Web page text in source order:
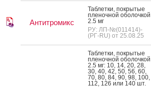
Антитромикс
Таб­летки, пок­ры­тые
пле­ноч­ной обо­лоч­кой
2.5 мг
РУ: ЛП-№(011414)-
(РГ-RU) от 25.08.25
Таб­летки, пок­ры­тые
пле­ноч­ной обо­лоч­кой
2.5 мг: 10, 14, 20, 28,
30, 40, 42, 50, 56, 60,
70, 80, 84, 90, 98, 100,
112, 126 или 140 шт.